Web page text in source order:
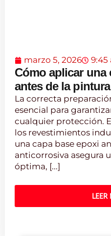
marzo 5, 2026 9:45
Cómo aplicar una
antes de la
La correcta
esencial para
cualquier protección.
los revestimientos
una capa base epoxi
anticorrosiva asegura
óptima, [...]
LEER